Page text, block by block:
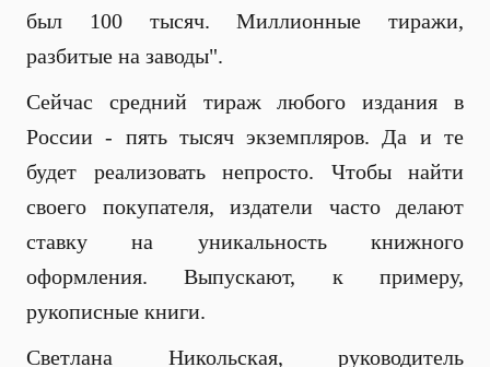
был 100 тысяч. Миллионные тиражи,
разбитые на заводы".
Сейчас средний тираж любого издания в
России - пять тысяч экземпляров. Да и те
будет реализовать непросто. Чтобы найти
своего покупателя, издатели часто делают
ставку на уникальность книжного
оформления. Выпускают, к примеру,
рукописные книги.
Светлана Никольская, руководитель